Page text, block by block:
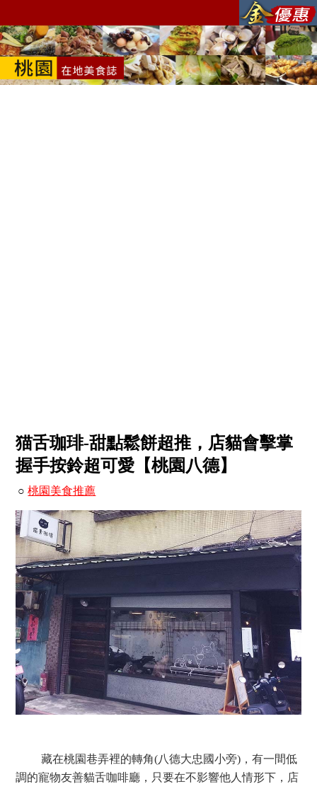
猫舌珈琲-甜點鬆餅超推，店貓會擊掌
握手按鈴超可愛【桃園八德】
○桃園美食推薦
藏在桃園巷弄裡的轉角(八德大忠國小旁)，有一間低
調的寵物友善貓舌咖啡廳，只要在不影響他人情形下，店